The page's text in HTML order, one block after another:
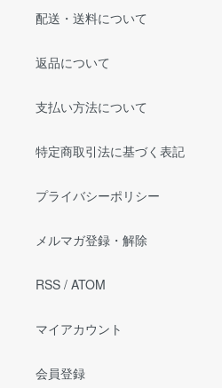
配送・送料について
返品について
支払い方法について
特定商取引法に基づく表記
プライバシーポリシー
メルマガ登録・解除
RSS / ATOM
マイアカウント
会員登録